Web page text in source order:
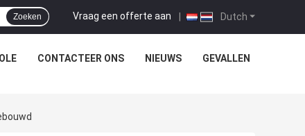
Dutch
Vraag een offerte aan |
Zoeken
CONTACTEER ONS NIEUWS GEVALLEN